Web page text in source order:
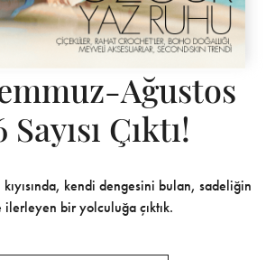
Ağustos
Çıktı!
kendi dengesini bulan, sadeliğin
ilerleyen bir yolculuğa çıktık.